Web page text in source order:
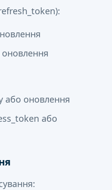
або оновлення
або